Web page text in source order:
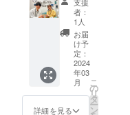
（マク
ストラ
プロ
カート
リッジ1
個付
き）：1
個
ズ】横
に潤い
を取り
戻して
いきま
す。 <
セット
内容>
・『オ
リジナ
ル絵
やって
制作し
ている
んです
か？」
最近、
そんな
声を聞
くこと
が増え
ショッ
プ』参
加券：2
回目（1
枚で2名
様まで
ご参加
いただ
けま
す。）
支援
者：
1人
お届
け予
定：
2024
年03
月
詳細を見る
こ
の
リ
タ
ー
ン